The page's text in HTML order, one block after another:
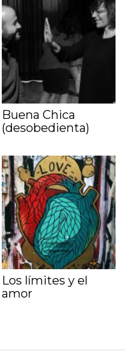
Buena Chica
(desobedienta)
Los límites y el
amor